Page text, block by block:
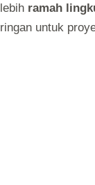
lebih ramah
ringan untuk